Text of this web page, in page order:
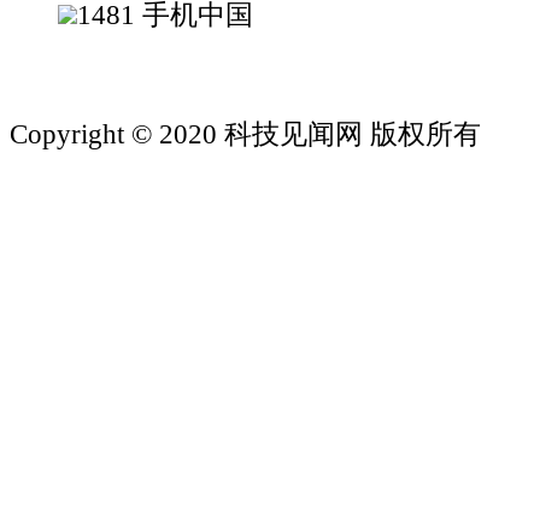
1481 手机中国
Copyright © 2020 科技见闻网 版权所有